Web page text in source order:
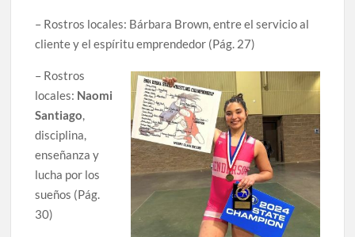
– Rostros locales: Bárbara Brown, entre el servicio al
cliente y el espíritu emprendedor (Pág. 27)
– Rostros
locales: Naomi
Santiago,
disciplina,
enseñanza y
lucha por los
sueños (Pág.
30)